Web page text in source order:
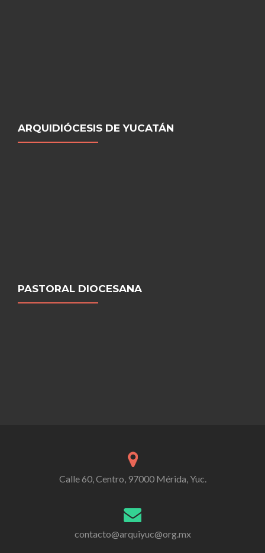
ARQUIDIÓCESIS DE YUCATÁN
PASTORAL DIOCESANA
Calle 60, Centro, 97000 Mérida, Yuc.
contacto@arquiyuc@org.mx